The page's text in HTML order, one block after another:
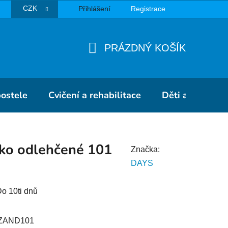
CZK Přihlášení Registrace
PRÁZDNÝ KOŠÍK
Cvičení a rehabilitace Děti a školky
Značka:
DAYS
odlehčené 101
10ti dnů